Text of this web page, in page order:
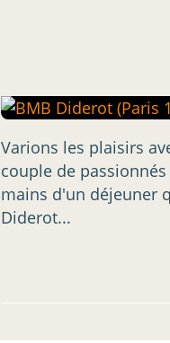
Varions les plaisirs
couple de
mains d'un déjeuner
Diderot...